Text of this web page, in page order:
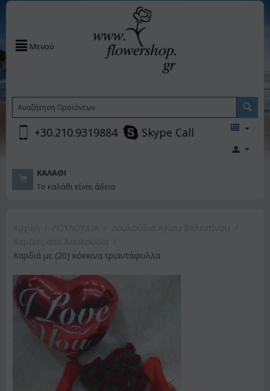
Μενού
+30.210.9319884 Skype Call
ΚΑΛΆΘΙ
Το καλάθι είναι άδειο
Καρδιά με (20) κόκκινα τριαντάφυλλα